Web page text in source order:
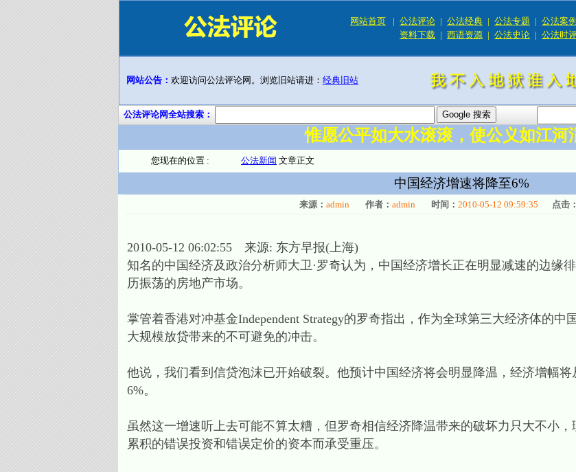
网站首页 | 公法评论 | 公法经典 | 公法专题 | 公法案例
资料下载 | 西语资源 | 公法史论 | 公法时
网站公告： 欢迎访问公法评论网。浏览旧站请进： 经典旧站
公法评论网全站搜索：
惟愿公平如大水滚滚，使公义如江河
您现在的位置 : 公法新闻 文章正文
中国经济增速将降至6%
来源： admin 作者： admin 时间： 2010-05-12 09:59:35 点击：
2010-05-12 06:02:55 来源: 东方早报(上海)
知名的中国经济及政治分析师大卫·罗奇认为，中国经济增长正在明显减速的边缘
历振荡的房地产市场。
掌管着香港对冲基金Independent Strategy的罗奇指出，作为全球第三大经济体的
大规模放贷带来的不可避免的冲击。
他说，我们看到信贷泡沫已开始破裂。他预计中国经济将会明显降温，经济增幅
6%。
虽然这一增速听上去可能不算太糟，但罗奇相信经济降温带来的破坏力只大不小
累积的错误投资和错误定价的资本而承受重压。